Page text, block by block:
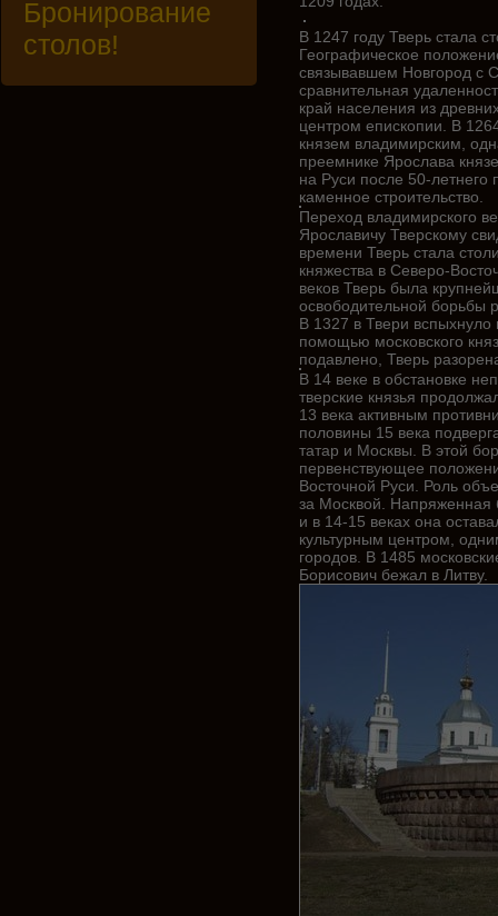
Бронирование
столов!
В 1247 году Тверь стала
Географическое
связывавшем Новгород с
сравнительная
край населения из
центром епископии. В
князем владимирским,
преемнике Ярослава
на Руси после 50-летнего
каменное строительство.
Переход владимирского
Ярославичу Тверскому
времени Тверь стала
княжества в Северо-
веков Тверь была
освободительной борьбы
В 1327 в Твери
помощью московского
подавлено, Тверь
В 14 веке в обстановке
тверские князья
13 века активным
половины 15 века
татар и Москвы. В этой
первенствующее
Восточной Руси. Роль
за Москвой. Напряженная
и в 14-15 веках она
культурным центром,
городов. В 1485
Борисович бежал в Литву.